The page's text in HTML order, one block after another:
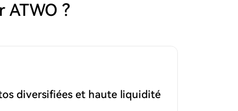
ATWO ?
diversifiées et haute liquidité